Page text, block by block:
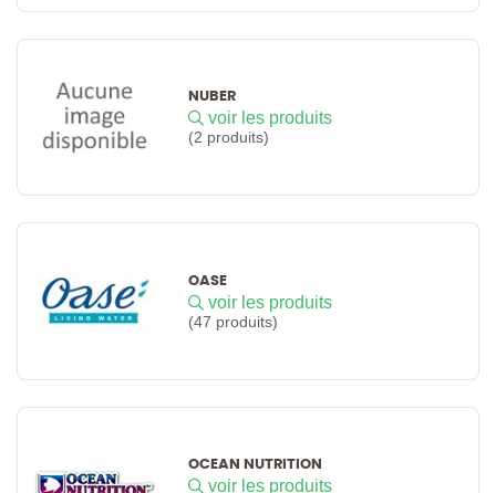
NUBER
voir les produits
(2 produits)
OASE
voir les produits
(47 produits)
OCEAN NUTRITION
voir les produits